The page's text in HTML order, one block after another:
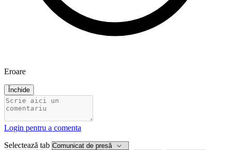
Eroare
Închide
Login pentru a comenta
Selectează tab